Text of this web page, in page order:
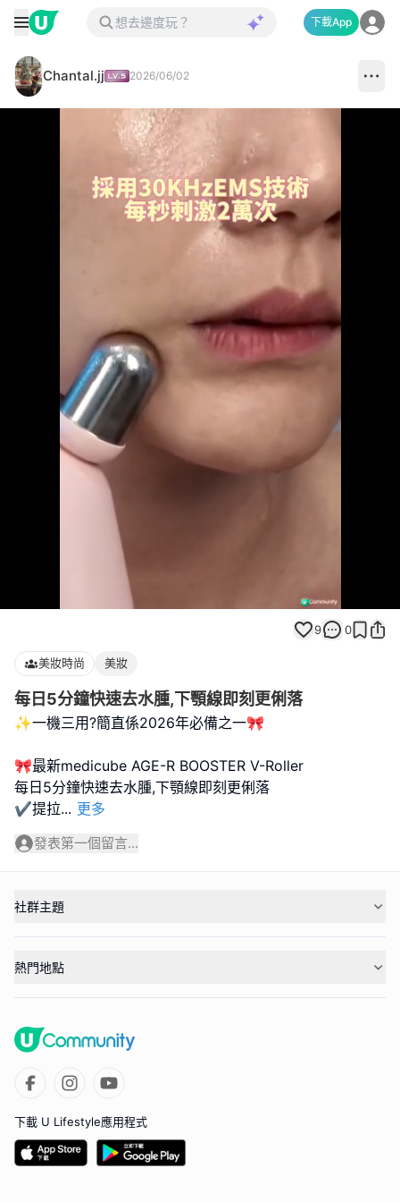
下載App
Chantal.jj 2026/06/02
100.00%
9 0
美妝時尚 美妝
每日5分鐘快速去水腫,下顎線即刻更俐落
✨一機三用?簡直係2026年必備之一🎀
🎀最新medicube AGE-R BOOSTER V-Roller
每日5分鐘快速去水腫,下顎線即刻更俐落
✔️提拉... 更多
發表第一個留言...
社群主題
熱門地點
下載 U Lifestyle應用程式